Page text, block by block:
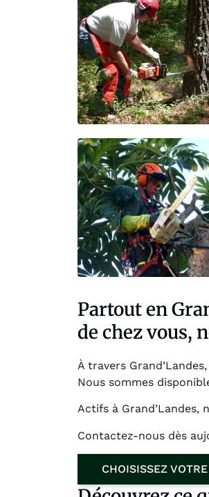
Partout en
de chez vous,
À travers
Nous sommes
Actifs à Grand’Landes,
Contactez-nous dès
CHOISISSEZ